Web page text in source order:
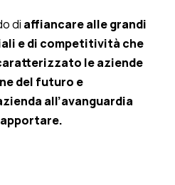
di affiancare alle grandi
e di competitività che
le aziende
del futuro e
all’avanguardia